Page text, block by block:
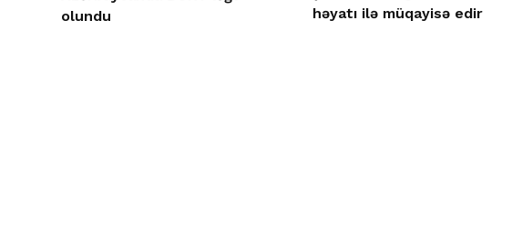
olundu
həyatı ilə müqayisə edir